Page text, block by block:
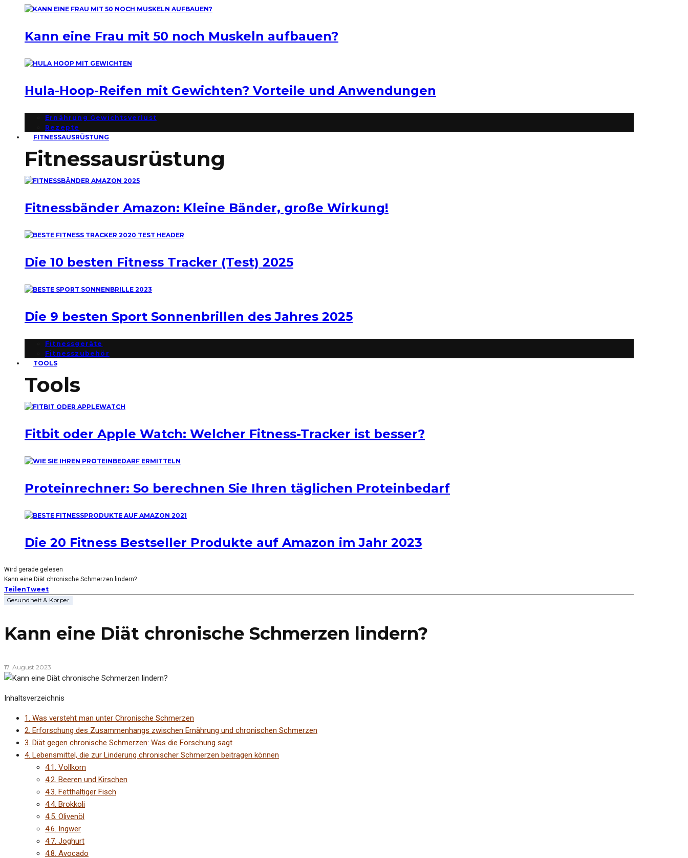
Kann eine Frau mit 50 noch Muskeln aufbauen?
Hula-Hoop-Reifen mit Gewichten? Vorteile und Anwendungen
Ernährung Gewichtsverlust
Rezepte
FITNESSAUSRÜSTUNG
Fitnessausrüstung
Fitnessbänder Amazon: Kleine Bänder, große Wirkung!
Die 10 besten Fitness Tracker (Test) 2025
Die 9 besten Sport Sonnenbrillen des Jahres 2025
Fitnessgeräte
Fitnesszubehör
TOOLS
Tools
Fitbit oder Apple Watch: Welcher Fitness-Tracker ist besser?
Proteinrechner: So berechnen Sie Ihren täglichen Proteinbedarf
Die 20 Fitness Bestseller Produkte auf Amazon im Jahr 2023
Wird gerade gelesen
Kann eine Diät chronische Schmerzen lindern?
TeilenTweet
Gesundheit & Körper
Kann eine Diät chronische Schmerzen lindern?
17. August 2023
Inhaltsverzeichnis
1. Was versteht man unter Chronische Schmerzen
2. Erforschung des Zusammenhangs zwischen Ernährung und chronischen Schmerzen
3. Diät gegen chronische Schmerzen: Was die Forschung sagt
4. Lebensmittel, die zur Linderung chronischer Schmerzen beitragen können
4.1. Vollkorn
4.2. Beeren und Kirschen
4.3. Fetthaltiger Fisch
4.4. Brokkoli
4.5. Olivenöl
4.6. Ingwer
4.7. Joghurt
4.8. Avocado